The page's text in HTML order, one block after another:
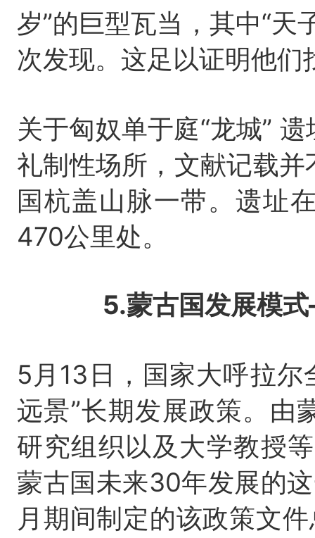
岁”的巨型瓦当，其中“天
次发现。 这足以证明他们
关于匈奴单于庭“龙城”
礼制性场所，文献记载
国杭盖山脉一带。遗址
470公里处。
5.蒙古国发展模
5月13日，国家大呼拉
远景”长期发展政策。由
研究组织以及大学教授
蒙古国未来30年发展的
月期间制定的该政策文